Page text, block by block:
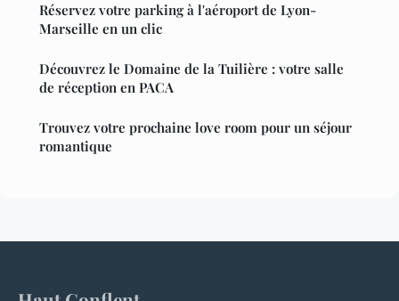
Réservez votre parking à l'aéroport de Lyon-
Marseille en un clic
Découvrez le Domaine de la Tuilière : votre salle
de réception en PACA
Trouvez votre prochaine love room pour un séjour
romantique